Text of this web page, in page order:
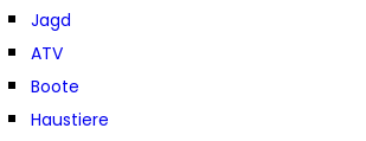
Jagd
ATV
Boote
Haustiere